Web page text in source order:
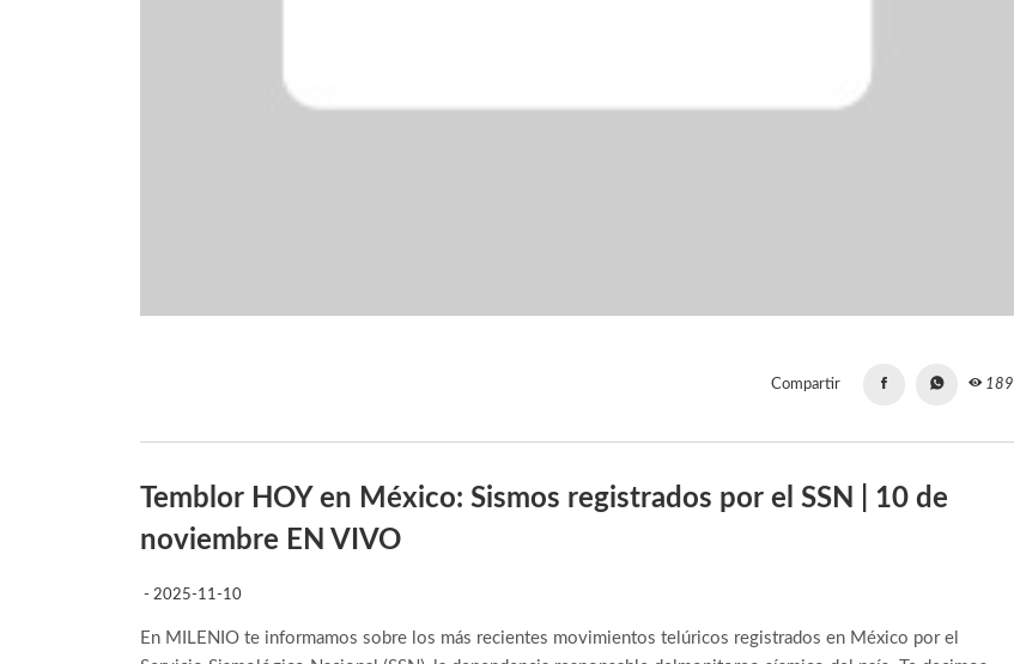
Compartir 189
Temblor HOY en México: Sismos registrados por el SSN | 10 de
noviembre EN VIVO
- 2025-11-10
En MILENIO te informamos sobre los más recientes movimientos telúricos registrados en México por el